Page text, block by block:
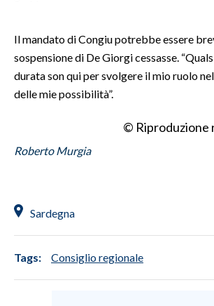
INSULARITÀ
INFO AZIENDE
ABBONATI
STORE
Il mandato di Congiu potrebbe essere
sospensione di De Giorgi cessasse.
durata son qui per svolgere il mio ruolo
delle mie possibilità”.
© Riproduzione
Roberto Murgia
Sardegna
Tags: Consiglio regionale